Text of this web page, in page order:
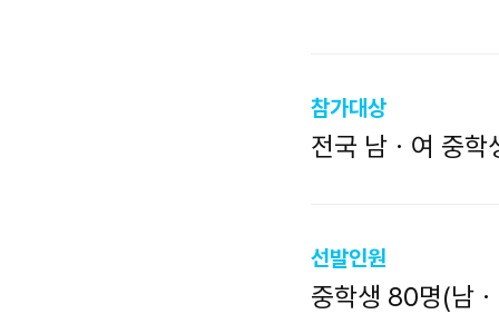
참가대상
전국 남ㆍ여 중
선발인원
중학생 80명(남